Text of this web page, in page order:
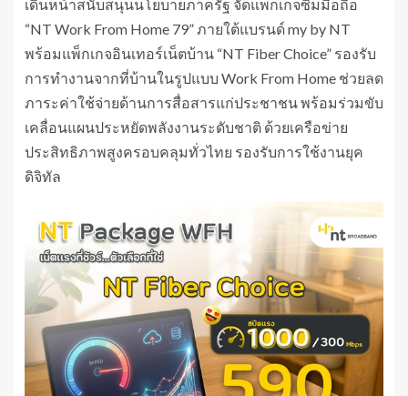
เดินหน้าสนับสนุนนโยบายภาครัฐ จัดแพ็กเกจซิมมือถือ
“NT Work From Home 79” ภายใต้แบรนด์ my by NT
พร้อมแพ็กเกจอินเทอร์เน็ตบ้าน “NT Fiber Choice” รองรับ
การทำงานจากที่บ้านในรูปแบบ Work From Home ช่วยลด
ภาระค่าใช้จ่ายด้านการสื่อสารแก่ประชาชน พร้อมร่วมขับ
เคลื่อนแผนประหยัดพลังงานระดับชาติ ด้วยเครือข่าย
ประสิทธิภาพสูงครอบคลุมทั่วไทย รองรับการใช้งานยุค
ดิจิทัล